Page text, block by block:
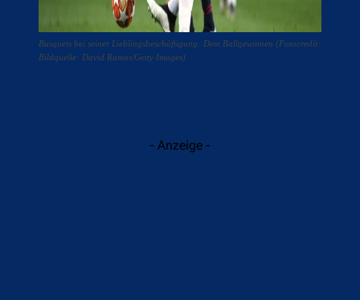
Busquets bei seiner Lieblingsbeschäftigung: Dem Ballgewinnen (Fotocredit:
Bildquelle: David Ramos/Getty Images)
- Anzeige -